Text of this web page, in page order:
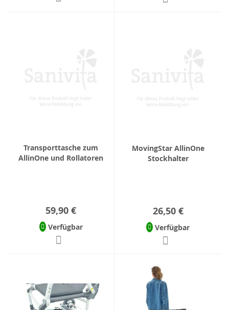
Transporttasche zum
AllinOne und Rollatoren
59,90 €
Verfügbar
MovingStar AllinOne
Stockhalter
26,50 €
Verfügbar